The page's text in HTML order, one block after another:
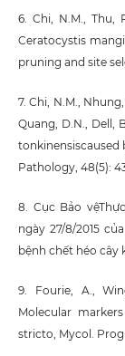
6. Chi, N.M., Thu,
Ceratocystis
pruning and site
7. Chi, N.M.,
Quang, D.N., Dell,
tonkinensiscaused
Pathology, 48(5):
8. Cục Bảo
ngày 27/8/2015
bệnh chết héo cây
9. Fourie, A.,
Molecular
stricto, Mycol.